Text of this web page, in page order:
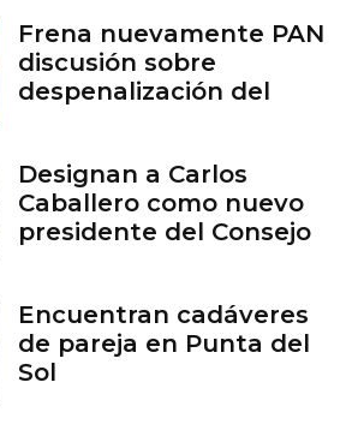
Frena nuevamente PAN
discusión sobre
despenalización del
Designan a Carlos
Caballero como nuevo
presidente del Consejo
Encuentran cadáveres
de pareja en Punta del
Sol